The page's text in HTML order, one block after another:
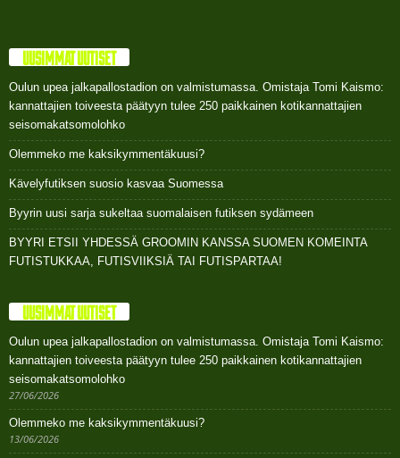
UUSIMMAT UUTISET
Oulun upea jalkapallostadion on valmistumassa. Omistaja Tomi Kaismo:
kannattajien toiveesta päätyyn tulee 250 paikkainen kotikannattajien
seisomakatsomolohko
Olemmeko me kaksikymmentäkuusi?
Kävelyfutiksen suosio kasvaa Suomessa
Byyrin uusi sarja sukeltaa suomalaisen futiksen sydämeen
BYYRI ETSII YHDESSÄ GROOMIN KANSSA SUOMEN KOMEINTA
FUTISTUKKAA, FUTISVIIKSIÄ TAI FUTISPARTAA!
UUSIMMAT UUTISET
Oulun upea jalkapallostadion on valmistumassa. Omistaja Tomi Kaismo:
kannattajien toiveesta päätyyn tulee 250 paikkainen kotikannattajien
seisomakatsomolohko
27/06/2026
Olemmeko me kaksikymmentäkuusi?
13/06/2026